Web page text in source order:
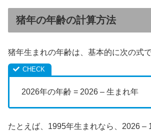
猪年の年齢の計算方法
猪年生まれの年齢は、基本的に次の式
2026年の年齢 = 2026 – 生まれ年
たとえば、1995年生まれなら、2026 –